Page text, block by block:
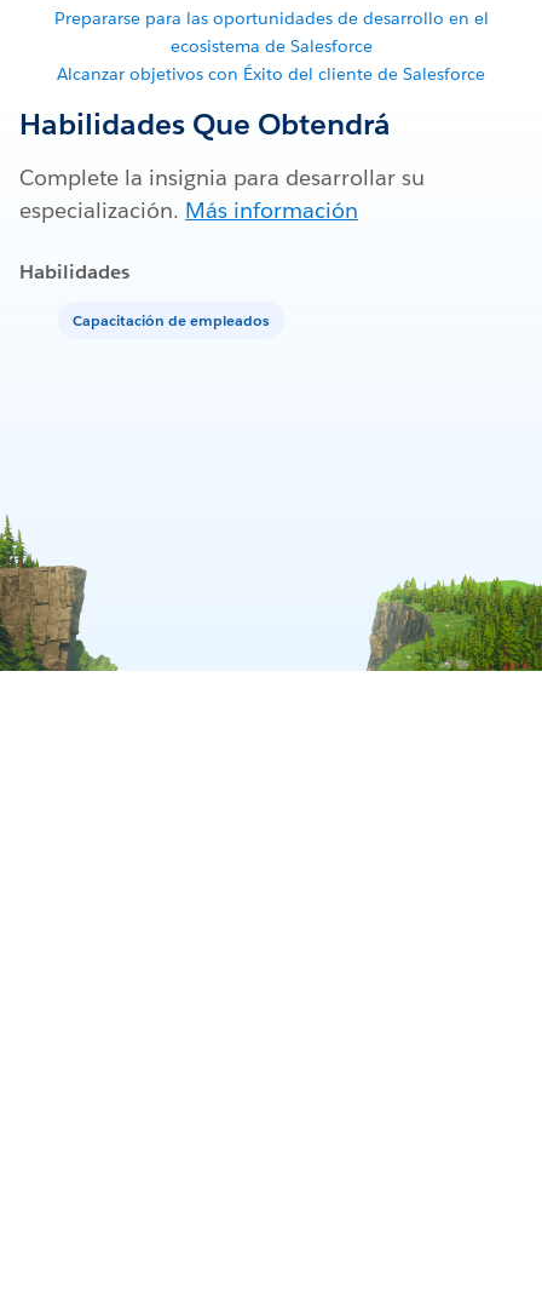
Prepararse para las oportunidades de desarrollo en el
ecosistema de Salesforce
Alcanzar objetivos con Éxito del cliente de Salesforce
Habilidades Que Obtendrá
Complete la insignia para desarrollar su
especialización. Más información
Habilidades
Capacitación de empleados